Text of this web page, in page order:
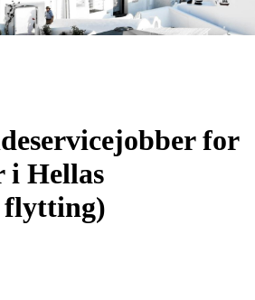
for
i Hellas
flytting)